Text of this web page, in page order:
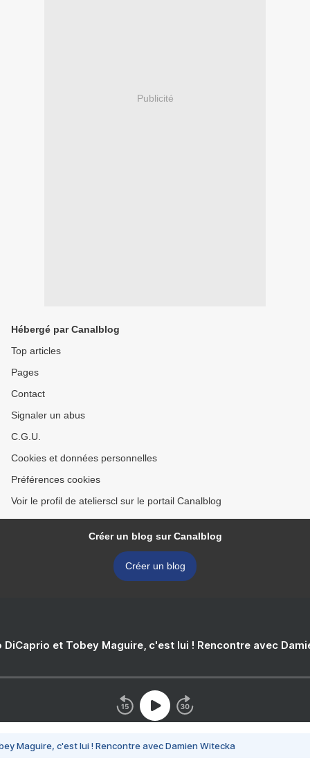
Publicité
Hébergé par Canalblog
Top articles
Pages
Contact
Signaler un abus
C.G.U.
Cookies et données personnelles
Préférences cookies
Voir le profil de atelierscl sur le portail Canalblog
Créer un blog sur Canalblog
Créer un blog
DiCaprio et Tobey Maguire, c'est lui ! Rencontre avec
Maguire, c'est lui ! Rencontre avec Damien Witecka